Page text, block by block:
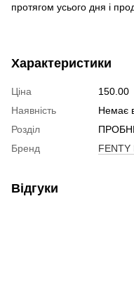
протягом усього дня і
Характеристики
Ціна
150.00
Наявність
Немає
Розділ
Бренд
FENTY
Відгуки